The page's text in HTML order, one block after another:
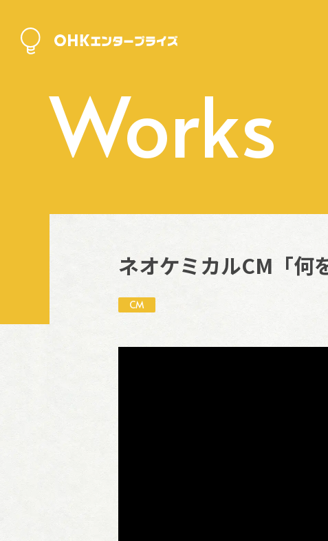
Works
ネオケミカルCM「何
CM